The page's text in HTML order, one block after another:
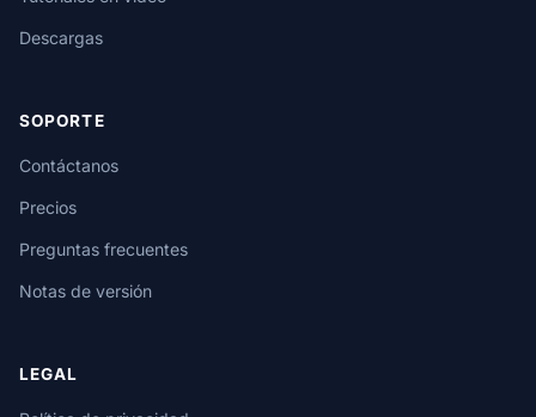
Descargas
SOPORTE
Contáctanos
Precios
Preguntas frecuentes
Notas de versión
LEGAL